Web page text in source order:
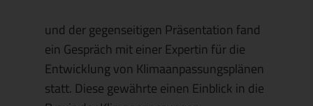
und der gegenseitigen Präsentation fand
ein Gespräch mit einer Expertin für die
Entwicklung von Klimaanpassungsplänen
statt. Diese gewährte einen Einblick in die